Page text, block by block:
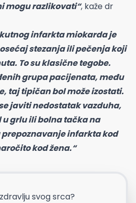
mogu razlikovati“, kaže dr
infarkta miokarda je
stezanja ili pečenja koji
To su klasične tegobe.
grupa pacijenata, među
taj tipičan bol može izostati.
javiti nedostatak vazduha,
u grlu ili bolna tačka na
prepoznavanje infarkta kod
kod žena.“
svog srca?